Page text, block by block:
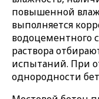
повышенной
выполняется
водоцементного
раствора
испытаний. При
однородности